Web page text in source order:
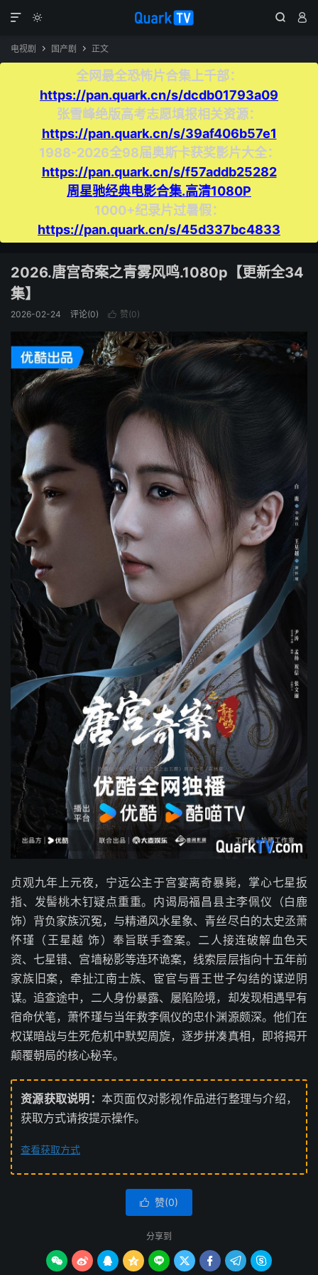
  

电视剧  国产剧  正文
全网最全恐怖片合集上千部：
https://pan.quark.cn/s/dcdb01793a09
张雪峰绝版高考志愿填报相关资源：
https://pan.quark.cn/s/39af406b57e1
1988-2026全98届奥斯卡获奖影片大全：
https://pan.quark.cn/s/f57addb25282
周星驰经典电影合集.高清1080P
1000+纪录片过暑假：
https://pan.quark.cn/s/45d337bc4833
2026.唐宫奇案之青雾风鸣.1080p【更新全34
集】
2026-02-24 评论(0)  赞(0)
贞观九年上元夜，宁远公主于宫宴离奇暴毙，掌心七星扳
指、发髻桃木钉疑点重重。内谒局福昌县主李佩仪（白鹿
饰）背负家族沉冤，与精通风水星象、青丝尽白的太史丞萧
怀瑾（王星越 饰）奉旨联手查案。二人接连破解血色天
资、七星错、宫墙秘影等连环诡案，线索层层指向十五年前
家族旧案，牵扯江南士族、宦官与晋王世子勾结的谋逆阴
谋。追查途中，二人身份暴露、屡陷险境，却发现相遇早有
宿命伏笔，萧怀瑾与当年救李佩仪的忠仆渊源颇深。他们在
权谋暗战与生死危机中默契周旋，逐步拼凑真相，即将揭开
颠覆朝局的核心秘辛。
资源获取说明： 本页面仅对影视作品进行整理与介绍，
获取方式请按提示操作。
查看获取方式
 赞(0)
分享到
        